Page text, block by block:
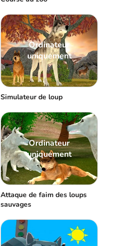
Ordinateur
uniquement
Simulateur de loup
Ordinateur
uniquement
Attaque de faim des loups
sauvages